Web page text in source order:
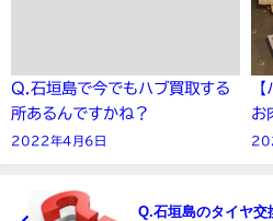
Q.石垣島で今でもハブ買取する
所あるんですかね？
2022年4月6日
お
Q.石垣島のタイヤ交